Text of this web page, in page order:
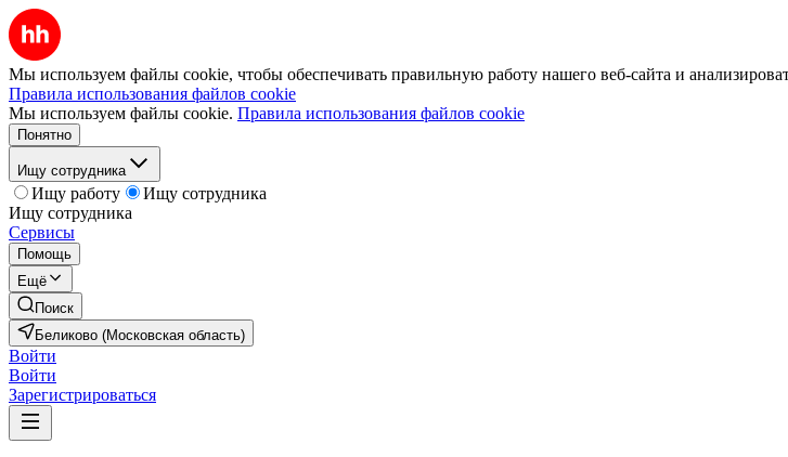
Мы используем файлы cookie, чтобы обеспечивать правильную работу нашего веб-сайта и
Правила использования файлов cookie
Мы используем файлы cookie. Правила использования файлов cookie
Понятно
Ищу сотрудника
Ищу работу
Ищу сотрудника
Ищу сотрудника
Сервисы
Помощь
Ещё
Поиск
Беликово (Московская область)
Войти
Войти
Зарегистрироваться